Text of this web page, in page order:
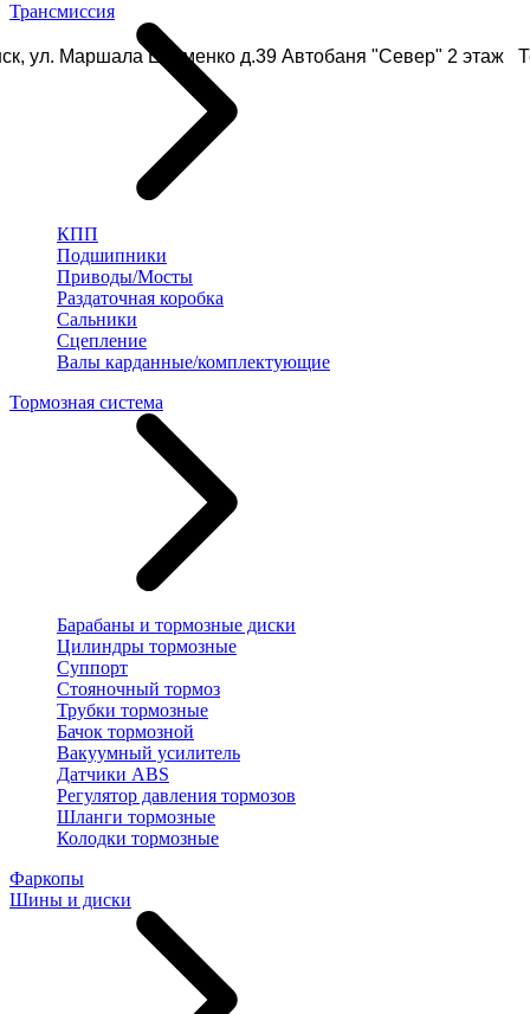
ул. Маршала Еременко д.39 Автобаня "Север" 2 этаж
Трансмиссия
КПП
Подшипники
Приводы/Мосты
Раздаточная коробка
Сальники
Сцепление
Валы карданные/комплектующие
Тормозная система
Барабаны и тормозные диски
Цилиндры тормозные
Суппорт
Стояночный тормоз
Трубки тормозные
Бачок тормозной
Вакуумный усилитель
Датчики ABS
Регулятор давления тормозов
Шланги тормозные
Колодки тормозные
Фаркопы
Шины и диски